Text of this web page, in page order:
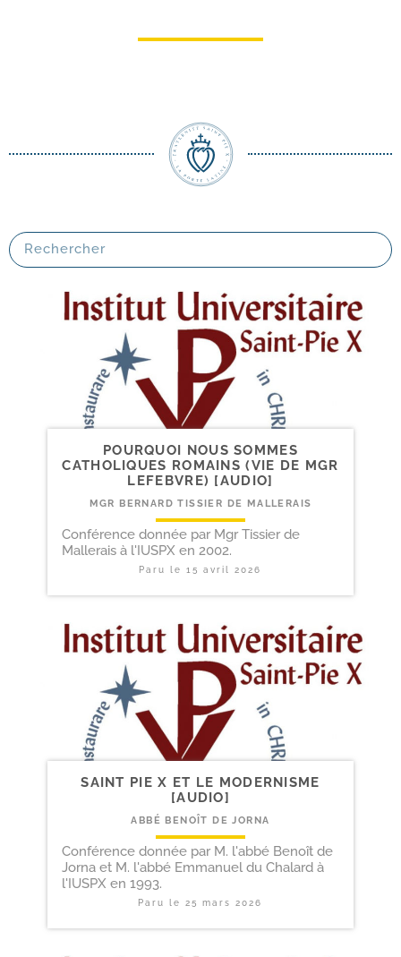
POURQUOI NOUS SOMMES
CATHOLIQUES ROMAINS (VIE DE MGR
LEFEBVRE) [AUDIO]
MGR BERNARD TISSIER DE MALLERAIS
Conférence donnée par Mgr Tissier de
Mallerais à l'IUSPX en 2002.
Paru le15 avril 2026
SAINT PIE X ET LE MODERNISME
[AUDIO]
ABBÉ BENOÎT DE JORNA
Conférence donnée par M. l'abbé Benoît de
Jorna et M. l'abbé Emmanuel du Chalard à
l'IUSPX en 1993.
Paru le25 mars 2026